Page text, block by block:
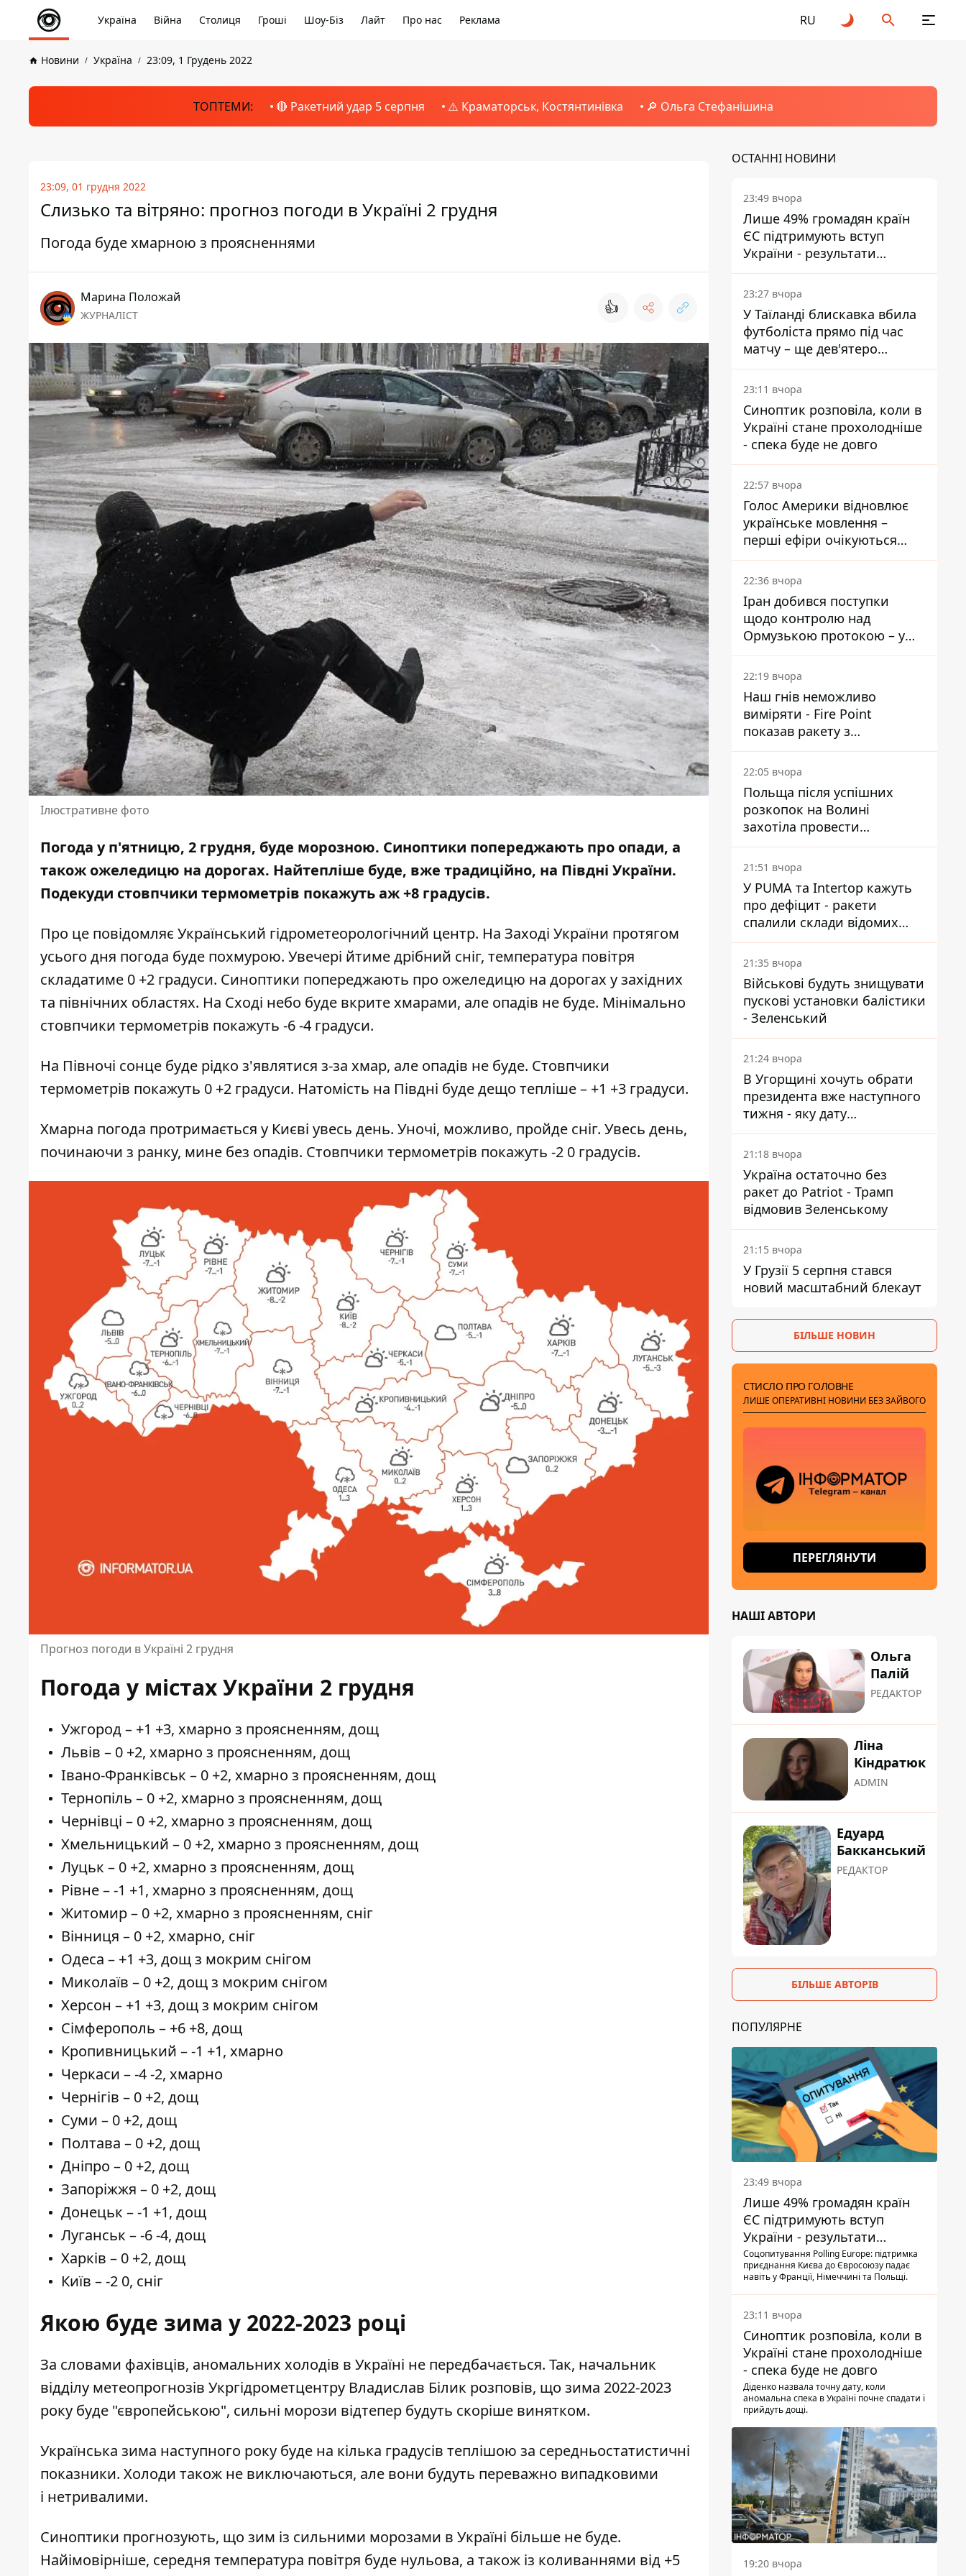
Україна Війна Столиця Гроші Шоу-Біз Лайт Про нас Реклама RU
Новини Україна 23:09, 1 Грудень 2022
ТОПТЕМИ: 🔴 Ракетний удар 5 серпня ⚠️ Краматорськ, Костянтинівка 🔎 Ольга Стефанішина
23:09, 01 грудня 2022
Слизько та вітряно: прогноз погоди в Україні 2 грудня
Погода буде хмарною з проясненнями
Марина Положай
ЖУРНАЛІСТ 👍
Ілюстративне фото
Погода у п'ятницю, 2 грудня, буде морозною. Синоптики попереджають про опади, а
також ожеледицю на дорогах. Найтепліше буде, вже традиційно, на Півдні України.
Подекуди стовпчики термометрів покажуть аж +8 градусів.
Про це повідомляє Український гідрометеорологічний центр. На Заході України протягом
усього дня погода буде похмурою. Увечері йтиме дрібний сніг, температура повітря
складатиме 0 +2 градуси. Синоптики попереджають про ожеледицю на дорогах у західних
та північних областях. На Сході небо буде вкрите хмарами, але опадів не буде. Мінімально
стовпчики термометрів покажуть -6 -4 градуси.
На Півночі сонце буде рідко з'являтися з-за хмар, але опадів не буде. Стовпчики
термометрів покажуть 0 +2 градуси. Натомість на Півдні буде дещо тепліше – +1 +3 градуси.
Хмарна погода протримається у Києві увесь день. Уночі, можливо, пройде сніг. Увесь день,
починаючи з ранку, мине без опадів. Стовпчики термометрів покажуть -2 0 градусів.
Прогноз погоди в Україні 2 грудня
Погода у містах України 2 грудня
Ужгород – +1 +3, хмарно з проясненням, дощ
Львів – 0 +2, хмарно з проясненням, дощ
Івано-Франківськ – 0 +2, хмарно з проясненням, дощ
Тернопіль – 0 +2, хмарно з проясненням, дощ
Чернівці – 0 +2, хмарно з проясненням, дощ
Хмельницький – 0 +2, хмарно з проясненням, дощ
Луцьк – 0 +2, хмарно з проясненням, дощ
Рівне – -1 +1, хмарно з проясненням, дощ
Житомир – 0 +2, хмарно з проясненням, сніг
Вінниця – 0 +2, хмарно, сніг
Одеса – +1 +3, дощ з мокрим снігом
Миколаїв – 0 +2, дощ з мокрим снігом
Херсон – +1 +3, дощ з мокрим снігом
Сімферополь – +6 +8, дощ
Кропивницький – -1 +1, хмарно
Черкаси – -4 -2, хмарно
Чернігів – 0 +2, дощ
Суми – 0 +2, дощ
Полтава – 0 +2, дощ
Дніпро – 0 +2, дощ
Запоріжжя – 0 +2, дощ
Донецьк – -1 +1, дощ
Луганськ – -6 -4, дощ
Харків – 0 +2, дощ
Київ – -2 0, сніг
Якою буде зима у 2022-2023 році
За словами фахівців, аномальних холодів в Україні не передбачається. Так, начальник
відділу метеопрогнозів Укргідрометцентру Владислав Білик розповів, що зима 2022-2023
року буде "європейською", сильні морози відтепер будуть скоріше винятком.
Українська зима наступного року буде на кілька градусів теплішою за середньостатистичні
показники. Холоди також не виключаються, але вони будуть переважно випадковими
і нетривалими.
Синоптики прогнозують, що зим із сильними морозами в Україні більше не буде.
Найімовірніше, середня температура повітря буде нульова, а також із коливаннями від +5
ОСТАННІ НОВИНИ
23:49 вчора
Лише 49% громадян країн
ЄС підтримують вступ
України - результати
опитування
23:27 вчора
У Таїланді блискавка вбила
футболіста прямо під час
матчу – ще дев'ятеро
постраждали
23:11 вчора
Синоптик розповіла, коли в
Україні стане прохолодніше
- спека буде не довго
22:57 вчора
Голос Америки відновлює
українське мовлення –
перші ефіри очікуються
наступного тижня
22:36 вчора
Іран добився поступки
щодо контролю над
Ормузькою протокою – у
Reuters розкрили деталі
22:19 вчора
Наш гнів неможливо
виміряти - Fire Point
показав ракету з
загадковою позначкою 723
22:05 вчора
Польща після успішних
розкопок на Волині
захотіла провести
ексгумацію у нових місцях
21:51 вчора
У PUMA та Intertop кажуть
про дефіцит - ракети
спалили склади відомих
брендів
21:35 вчора
Військові будуть знищувати
пускові установки балістики
- Зеленський
21:24 вчора
В Угорщині хочуть обрати
президента вже наступного
тижня - яку дату
пропонують
21:18 вчора
Україна остаточно без
ракет до Patriot - Трамп
відмовив Зеленському
21:15 вчора
У Грузії 5 серпня стався
новий масштабний блекаут
БІЛЬШЕ НОВИН
СТИСЛО ПРО ГОЛОВНЕ
ЛИШЕ ОПЕРАТИВНІ НОВИНИ БЕЗ ЗАЙВОГО
ПЕРЕГЛЯНУТИ
НАШІ АВТОРИ
Ольга
Палій
РЕДАКТОР
Ліна
Кіндратюк
ADMIN
Едуард
Бакканський
РЕДАКТОР
БІЛЬШЕ АВТОРІВ
ПОПУЛЯРНЕ
23:49 вчора
Лише 49% громадян країн
ЄС підтримують вступ
України - результати
опитування
Соцопитування Polling Europe: підтримка
приєднання Києва до Євросоюзу падає
навіть у Франції, Німеччині та Польщі.
23:11 вчора
Синоптик розповіла, коли в
Україні стане прохолодніше
- спека буде не довго
Діденко назвала точну дату, коли
аномальна спека в Україні почне спадати і
прийдуть дощі.
19:20 вчора